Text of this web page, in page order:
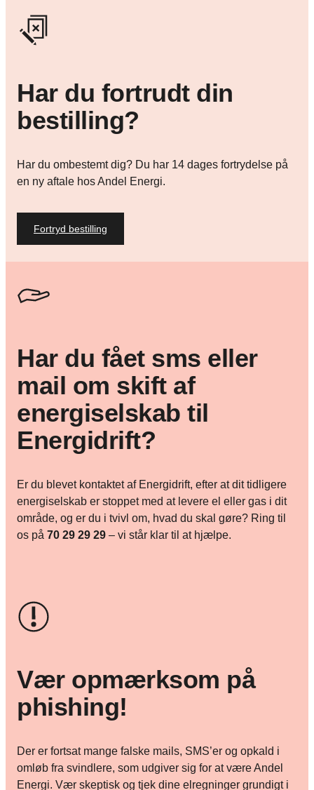
Har du fortrudt din
bestilling?
Har du ombestemt dig? Du har 14 dages fortrydelse på
en ny aftale hos Andel Energi.
Fortryd bestilling
Har du fået sms eller
mail om skift af
energiselskab til
Energidrift?
Er du blevet kontaktet af Energidrift, efter at dit tidligere
energiselskab er stoppet med at levere el eller gas i dit
område, og er du i tvivl om, hvad du skal gøre? Ring til
os på 70 29 29 29 – vi står klar til at hjælpe.
Vær opmærksom på
phishing!
Der er fortsat mange falske mails, SMS’er og opkald i
omløb fra svindlere, som udgiver sig for at være Andel
Energi. Vær skeptisk og tjek dine elregninger grundigt i